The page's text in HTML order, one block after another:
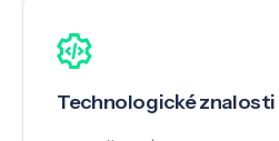
Technologické znalosti